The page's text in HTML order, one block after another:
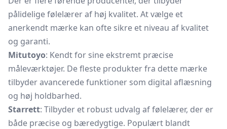
pålidelige følelærer af høj kvalitet. At vælge et
anerkendt mærke kan ofte sikre et niveau af kvalitet
og garanti.
Mitutoyo: Kendt for sine ekstremt præcise
måleværktøjer. De fleste produkter fra dette mærke
tilbyder avancerede funktioner som digital aflæsning
og høj holdbarhed.
Starrett: Tilbyder et robust udvalg af følelærer, der er
både præcise og bæredygtige. Populært blandt